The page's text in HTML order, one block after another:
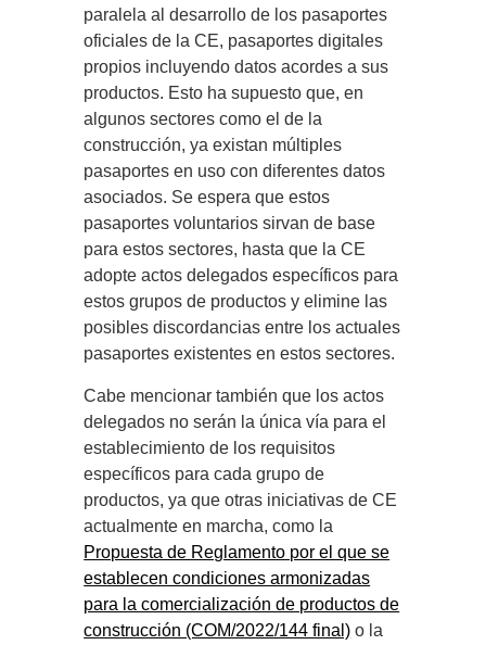
paralela al desarrollo de los pasaportes
oficiales de la CE, pasaportes digitales
propios incluyendo datos acordes a sus
productos. Esto ha supuesto que, en
algunos sectores como el de la
construcción, ya existan múltiples
pasaportes en uso con diferentes datos
asociados. Se espera que estos
pasaportes voluntarios sirvan de base
para estos sectores, hasta que la CE
adopte actos delegados específicos para
estos grupos de productos y elimine las
posibles discordancias entre los actuales
pasaportes existentes en estos sectores.
Cabe mencionar también que los actos
delegados no serán la única vía para el
establecimiento de los requisitos
específicos para cada grupo de
productos, ya que otras iniciativas de CE
actualmente en marcha, como la
Propuesta de Reglamento por el que se
establecen condiciones armonizadas
para la comercialización de productos de
construcción (COM/2022/144 final) o la